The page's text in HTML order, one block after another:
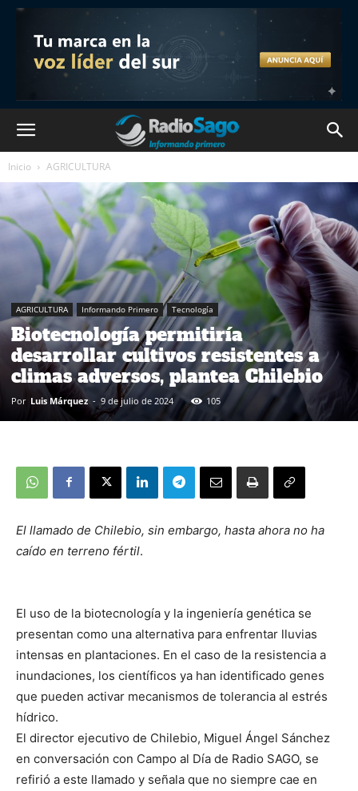
Inicio AGRICULTURA
AGRICULTURA Informando Primero Tecnología
Biotecnología permitiría
desarrollar cultivos resistentes a
climas adversos, plantea Chilebio
Por Luis Márquez - 9 de julio de 2024 105
El llamado de Chilebio, sin embargo, hasta ahora no ha
caído en terreno fértil.
El uso de la biotecnología y la ingeniería genética se
presentan como una alternativa para enfrentar lluvias
intensas en plantaciones. En el caso de la resistencia a
inundaciones, los científicos ya han identificado genes
que pueden activar mecanismos de tolerancia al estrés
hídrico.
El director ejecutivo de Chilebio, Miguel Ángel Sánchez
en conversación con Campo al Día de Radio SAGO, se
refirió a este llamado y señala que no siempre cae en